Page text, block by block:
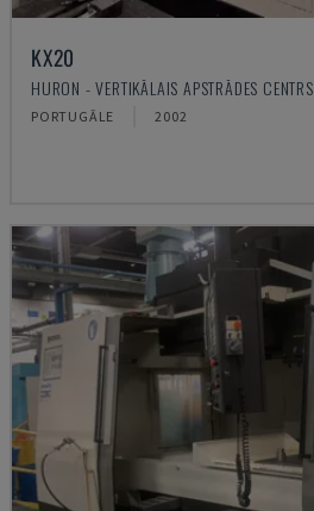
KX20
HURON - VERTIKĀLAIS APSTRĀDES CENTRS
PORTUGĀLE 2002